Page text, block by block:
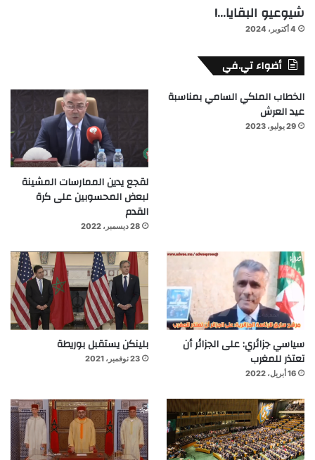
شيوعيو البقايا…!
4 أكتوبر، 2024
أضواء تي.في
الخطاب الملكي السامي بمناسبة
عيد العرش
29 يوليو، 2023
لقجع يدين الممارسات المشينة
لبعض المحسوبين على كرة
القدم
28 ديسمبر، 2022
سياسي جزائري: على الجزائر أن
تعتذر للمغرب
16 أبريل، 2022
بلينكن يستقبل بوريطة
23 نوفمبر، 2021